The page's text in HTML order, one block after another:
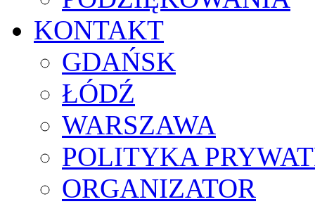
KONTAKT
GDAŃSK
ŁÓDŹ
WARSZAWA
POLITYKA
ORGANIZATOR